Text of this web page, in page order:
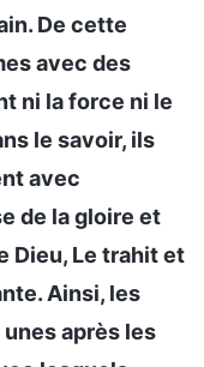
De cette
avec des
ni la force ni le
le savoir, ils
avec
de la gloire et
Dieu, Le trahit et
Ainsi, les
après les